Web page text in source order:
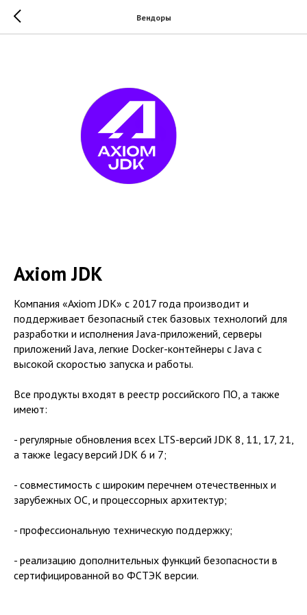
Вендоры
Axiom JDK
Компания «Axiom JDK» с 2017 года производит и
поддерживает безопасный стек базовых технологий для
разработки и исполнения Java-приложений, серверы
приложений Java, легкие Docker-контейнеры с Java с
высокой скоростью запуска и работы.
Все продукты входят в реестр российского ПО, а также
имеют:
- регулярные обновления всех LTS-версий JDK 8, 11, 17, 21,
а также legacy версий JDK 6 и 7;
- совместимость с широким перечнем отечественных и
зарубежных ОС, и процессорных архитектур;
- профессиональную техническую поддержку;
- реализацию дополнительных функций безопасности в
сертифицированной во ФСТЭК версии.